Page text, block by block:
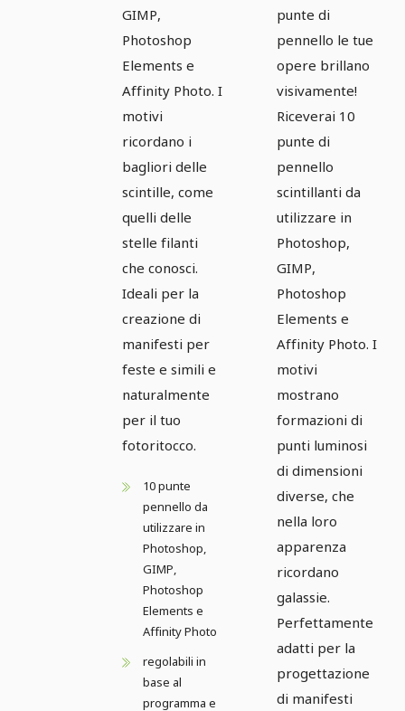
GIMP,
Photoshop
Elements e
Affinity Photo. I
motivi
ricordano i
bagliori delle
scintille, come
quelli delle
stelle filanti
che conosci.
Ideali per la
creazione di
manifesti per
feste e simili e
naturalmente
per il tuo
fotoritocco.
10 punte
pennello da
utilizzare in
Photoshop,
GIMP,
Photoshop
Elements e
Affinity Photo
regolabili in
base al
programma e
punte di
pennello le tue
opere brillano
visivamente!
Riceverai 10
punte di
pennello
scintillanti da
utilizzare in
Photoshop,
GIMP,
Photoshop
Elements e
Affinity Photo. I
motivi
mostrano
formazioni di
punti luminosi
di dimensioni
diverse, che
nella loro
apparenza
ricordano
galassie.
Perfettamente
adatti per la
progettazione
di manifesti